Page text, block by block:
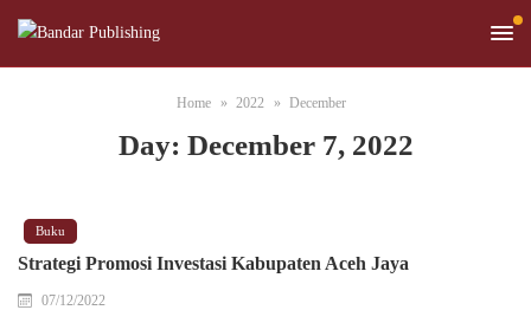
Home 2022 December
Day: December 7, 2022
Buku
Strategi Promosi Investasi Kabupaten Aceh Jaya
07/12/2022